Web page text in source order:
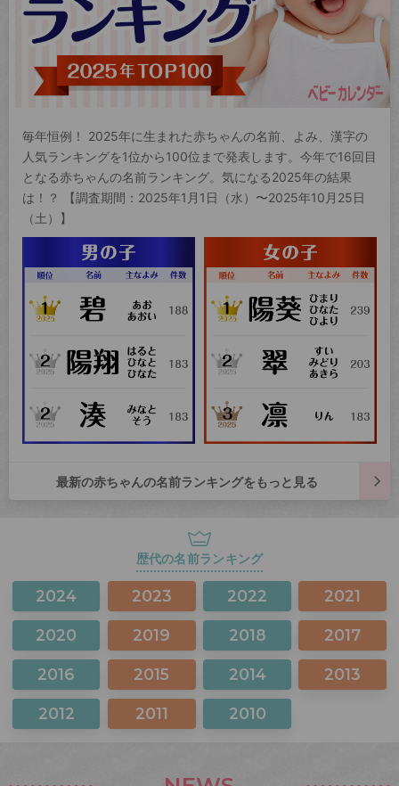
毎年恒例！ 2025年に生まれた赤ちゃんの名前、よみ、漢字の
人気ランキングを1位から100位まで発表します。今年で16回目
となる赤ちゃんの名前ランキング。気になる2025年の結果
は！？ 【調査期間：2025年1月1日（水）〜2025年10月25日
（土）】
最新の赤ちゃんの名前ランキングをもっと見る
歴代の名前ランキング
2024 2023 2022 2021
2020 2019 2018 2017
2016 2015 2014 2013
2012 2011 2010